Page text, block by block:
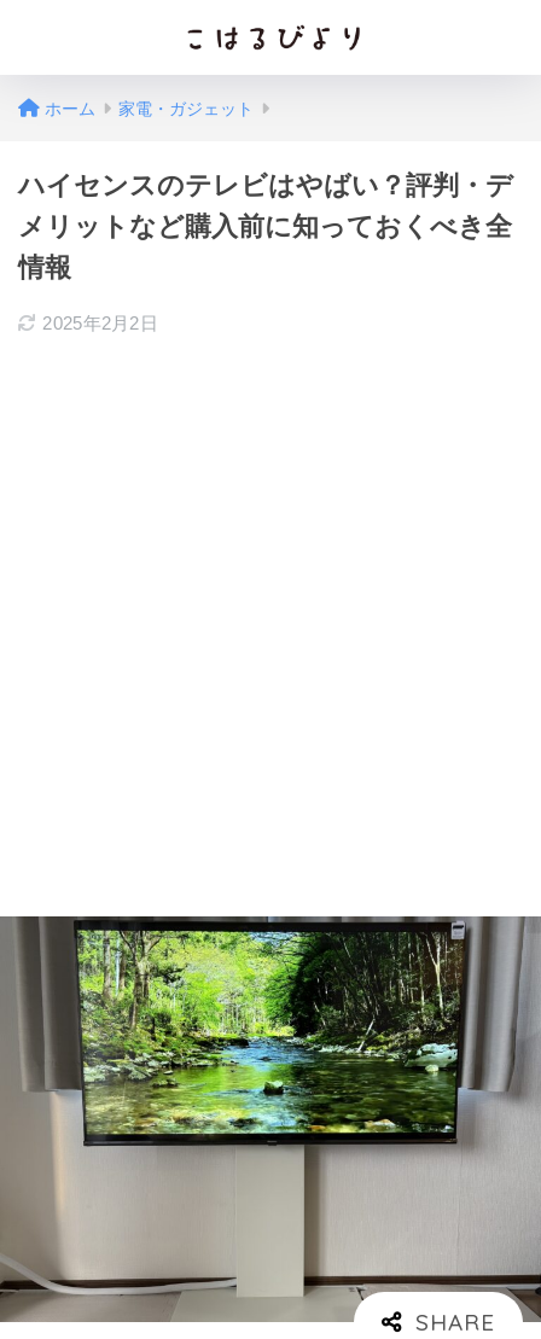
ホーム 家電・ガジェット
ハイセンスのテレビはやばい？評判・デ
メリットなど購入前に知っておくべき全
情報
2025年2月2日